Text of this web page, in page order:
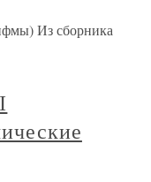
Из сборника